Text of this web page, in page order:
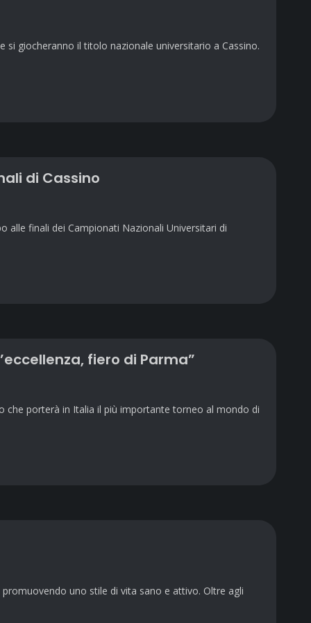
si giocheranno il titolo nazionale universitario a Cassino.
di Cassino
alle finali dei Campionati Nazionali Universitari di
fiero di Parma”
che porterà in Italia il più importante torneo al mondo di
uno stile di vita sano e attivo. Oltre agli